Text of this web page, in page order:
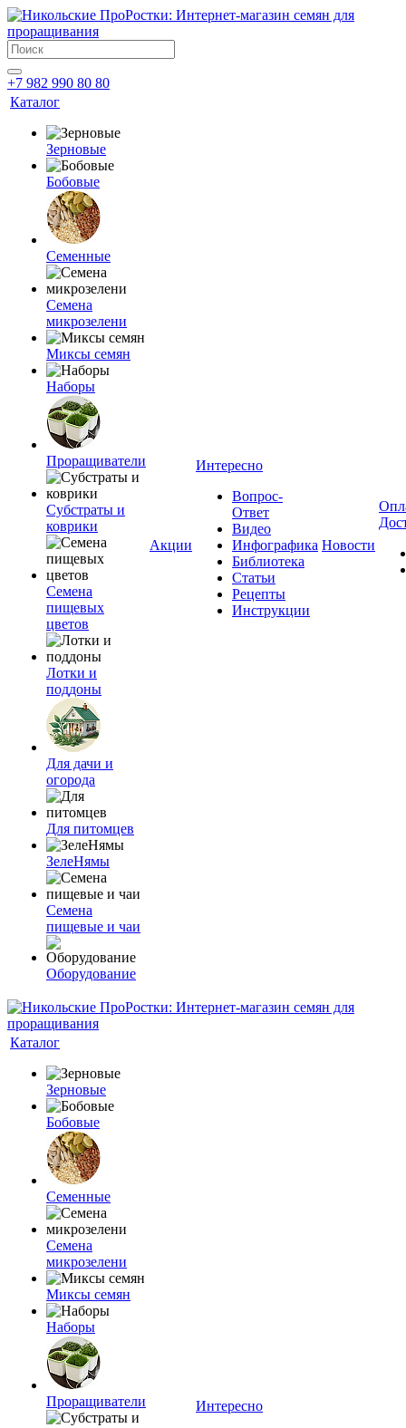
+7 982 990 80 80
Каталог
Зерновые
Бобовые
Семенные
Семена
микрозелени
Миксы семян
Наборы
Проращиватели
Субстраты и
коврики
Семена
пищевых
цветов
Лотки и
поддоны
Для дачи и
огорода
Для питомцев
ЗелеНямы
Семена
пищевые и чаи
Оборудование
Акции
Интересно
Вопрос-
Ответ
Видео
Инфографика
Библиотека
Статьи
Рецепты
Инструкции
Новости
Каталог
Зерновые
Бобовые
Семенные
Семена
микрозелени
Миксы семян
Наборы
Проращиватели
Интересно